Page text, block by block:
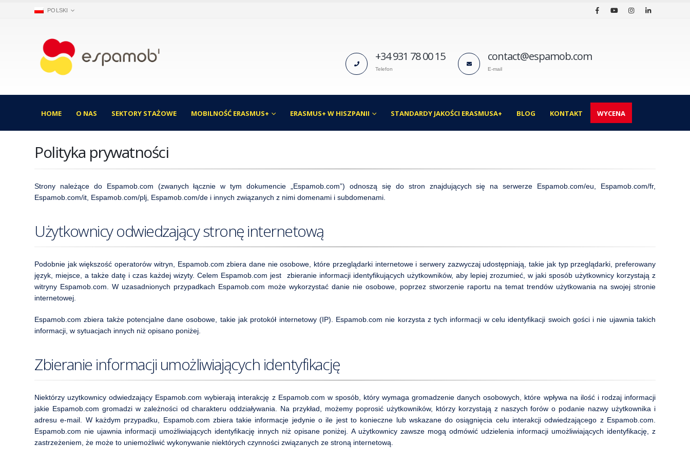
POLSKI
+34 931 78 00 15
Telefon
contact@espamob.com
E-mail
HOME O NAS SEKTORY STAŻOWE MOBILNOŚĆ ERASMUS+ ERASMUS+ W HISZPANII STANDARDY JAKOŚCI ERASMUSA+ BLOG KONTAKT WYCENA
Polityka prywatności
Strony należące do Espamob.com (zwanych łącznie w tym dokumencie „Espamob.com”) odnoszą się do stron znajdujących się na serwerze Espamob.com/eu, Espamob.com/fr,
Espamob.com/it, Espamob.com/plj, Espamob.com/de i innych związanych z nimi domenami i subdomenami.
Użytkownicy odwiedzający stronę internetową
Podobnie jak większość operatorów witryn, Espamob.com zbiera dane nie osobowe, które przeglądarki internetowe i serwery zazwyczaj udostępniają, takie jak typ przeglądarki, preferowany
język, miejsce, a także datę i czas każdej wizyty. Celem Espamob.com jest zbieranie informacji identyfikujących użytkowników, aby lepiej zrozumieć, w jaki sposób użytkownicy korzystają z
witryny Espamob.com. W uzasadnionych przypadkach Espamob.com może wykorzystać danie nie osobowe, poprzez stworzenie raportu na temat trendów użytkowania na swojej stronie
internetowej.
Espamob.com zbiera także potencjalne dane osobowe, takie jak protokół internetowy (IP). Espamob.com nie korzysta z tych informacji w celu identyfikacji swoich gości i nie ujawnia takich
informacji, w sytuacjach innych niż opisano poniżej.
Zbieranie informacji umożliwiających identyfikację
Niektórzy uzytkownicy odwiedzający Espamob.com wybierają interakcję z Espamob.com w sposób, który wymaga gromadzenie danych osobowych, które wpływa na ilość i rodzaj informacji
jakie Espamob.com gromadzi w zależności od charakteru oddziaływania. Na przykład, możemy poprosić użytkowników, którzy korzystają z naszych forów o podanie nazwy użytkownika i
adresu e-mail. W każdym przypadku, Espamob.com zbiera takie informacje jedynie o ile jest to konieczne lub wskazane do osiągnięcia celu interakcji odwiedzającego z Espamob.com.
Espamob.com nie ujawnia informacji umożliwiających identyfikację innych niż opisane poniżej. A użytkownicy zawsze mogą odmówić udzielenia informacji umożliwiających identyfikację, z
zastrzeżeniem, że może to uniemożliwić wykonywanie niektórych czynności związanych ze stroną internetową.